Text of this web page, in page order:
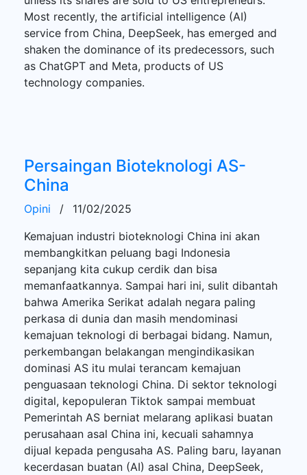
Most recently, the artificial intelligence (AI)
service from China, DeepSeek, has emerged and
shaken the dominance of its predecessors, such
as ChatGPT and Meta, products of US
technology companies.
Persaingan Bioteknologi AS-
China
Opini /
11/02/2025
Kemajuan industri bioteknologi China ini akan
membangkitkan peluang bagi Indonesia
sepanjang kita cukup cerdik dan bisa
memanfaatkannya. Sampai hari ini, sulit dibantah
bahwa Amerika Serikat adalah negara paling
perkasa di dunia dan masih mendominasi
kemajuan teknologi di berbagai bidang. Namun,
perkembangan belakangan mengindikasikan
dominasi AS itu mulai terancam kemajuan
penguasaan teknologi China. Di sektor teknologi
digital, kepopuleran Tiktok sampai membuat
Pemerintah AS berniat melarang aplikasi buatan
perusahaan asal China ini, kecuali sahamnya
dijual kepada pengusaha AS. Paling baru, layanan
kecerdasan buatan (AI) asal China, DeepSeek,